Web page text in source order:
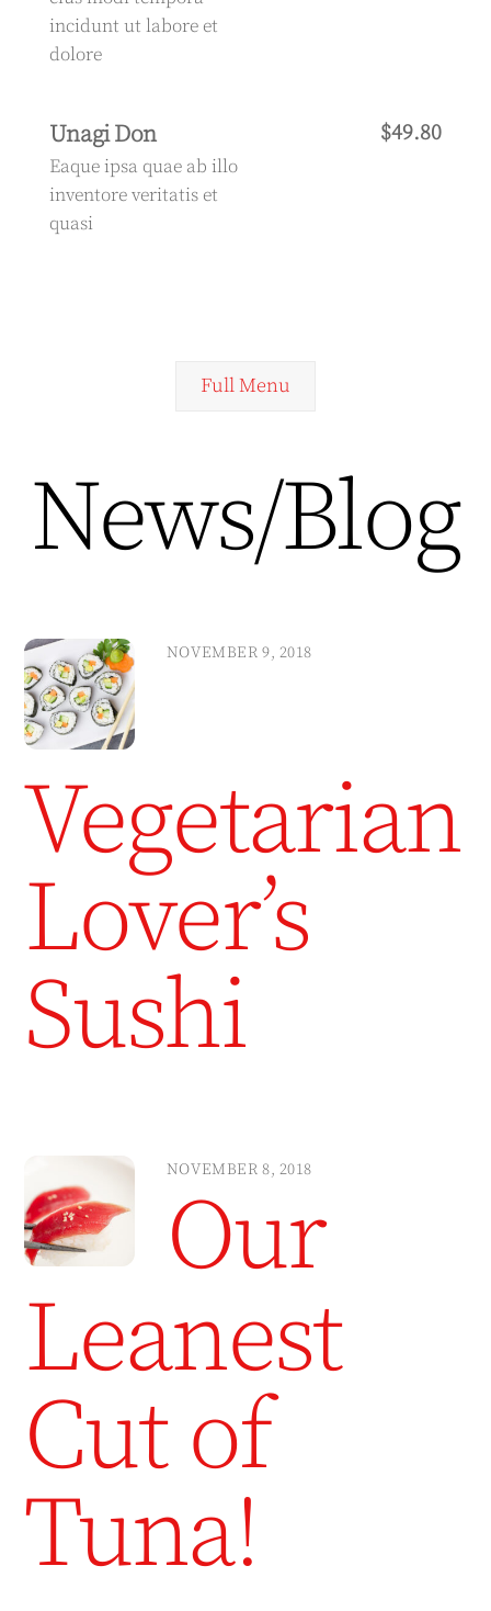
incidunt ut labore et
dolore
Unagi Don
Eaque ipsa quae ab illo
inventore veritatis et
quasi
$49.80
Full Menu
News/Blog
NOVEMBER 9, 2018
Vegetarian
Lover’s
Sushi
NOVEMBER 8, 2018
Our
Leanest
Cut of
Tuna!